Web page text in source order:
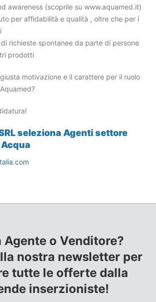
awareness (scoprile su www.aquamed.it)
per affidabilità e qualità , oltre che per i
richieste spontanee da parte di persone
prodotti
motivazione e il carattere per il ruolo
SRL seleziona Agenti settore
Agente o Venditore?
nostra newsletter per
tutte le offerte dalla
inserzioniste!